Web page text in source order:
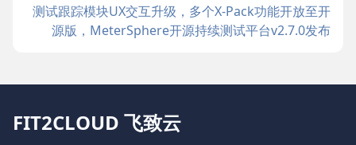
测试跟踪模块UX交互升级，多个X-Pack功能开放至开
源版，MeterSphere开源持续测试平台v2.7.0发布
FIT2CLOUD 飞致云